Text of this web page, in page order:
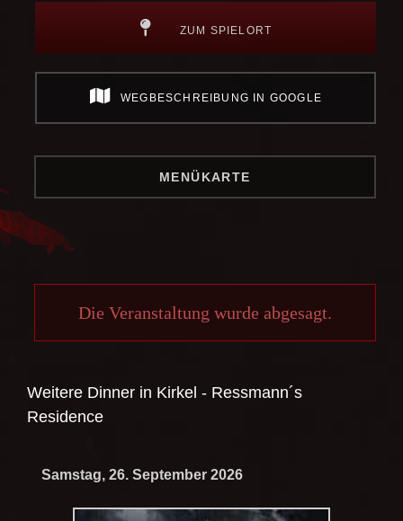
ZUM SPIELORT
WEGBESCHREIBUNG IN GOOGLE
MENÜKARTE
Die Veranstaltung wurde abgesagt.
Weitere Dinner in Kirkel - Ressmann´s
Residence
Samstag, 26. September 2026